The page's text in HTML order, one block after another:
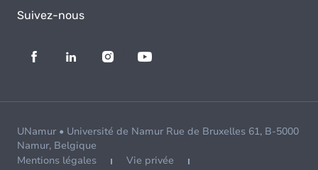
Suivez-nous
UNamur • Université de Namur Rue de Bruxelles 61, B-5000
Namur, Belgique
Mentions légales
Vie privée